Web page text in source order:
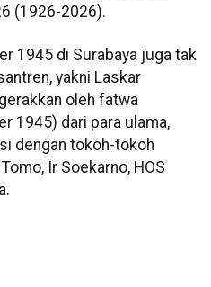
(1926-2026).
1945 di Surabaya juga tak
yakni Laskar
oleh fatwa
1945) dari para ulama,
dengan tokoh-tokoh
Ir Soekarno, HOS